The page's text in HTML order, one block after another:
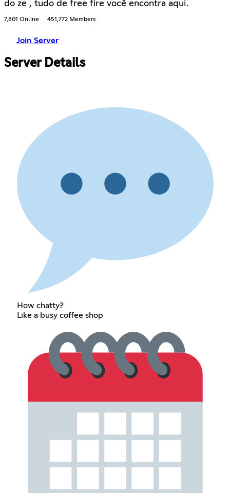
do ze , tudo de free fire você encontra aqui.
7,801 Online 451,772 Members
Join Server
Server Details
How chatty?
Like a busy coffee shop